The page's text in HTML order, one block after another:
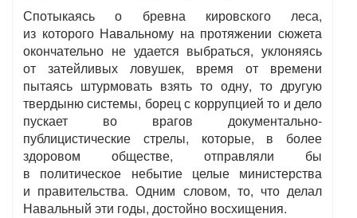
Спотыкаясь о бревна кировского леса,
из которого Навальному на протяжении сюжета
окончательно не удается выбраться, уклоняясь
от затейливых ловушек, время от времени
пытаясь штурмовать взять то одну, то другую
твердыню системы, борец с коррупцией то и дело
пускает во врагов документально-
публицистические стрелы, которые, в более
здоровом обществе, отправляли бы
в политическое небытие целые министерства
и правительства. Одним словом, то, что делал
Навальный эти годы, достойно восхищения.